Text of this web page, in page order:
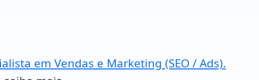
em Vendas e Marketing (SEO / Ads).